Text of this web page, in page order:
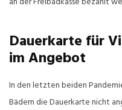
Dauerkarte für
im Angebot
In den letzten beiden
Bädern die Dauerkarte nicht